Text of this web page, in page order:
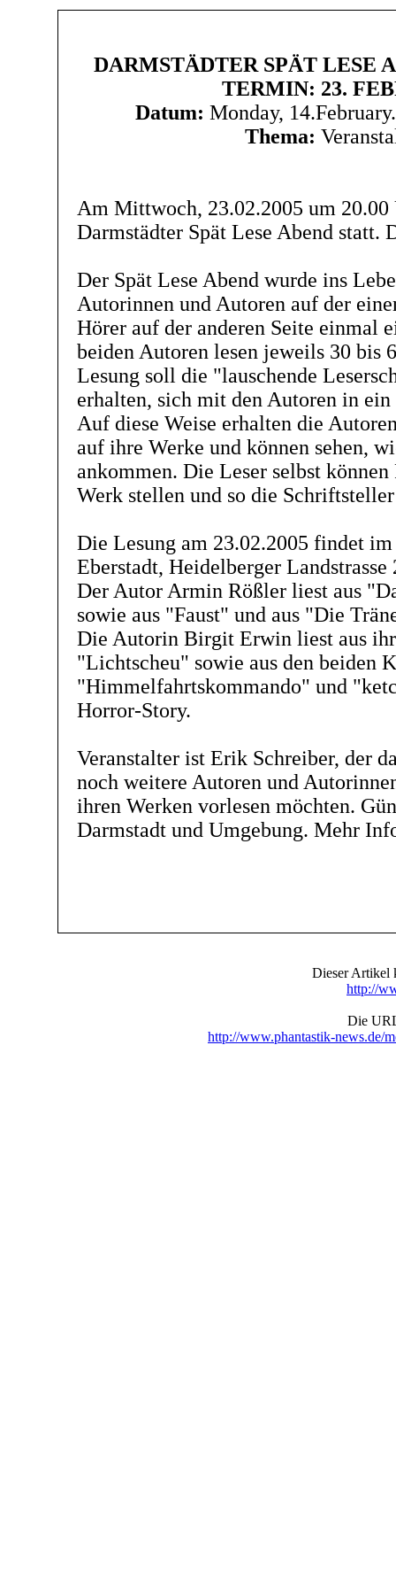
DARMSTÄDTER SPÄT LESE
TERMIN: 23.
Datum: Monday,
Thema:
Am Mittwoch, 23.02.2005 um 20.00
Darmstädter Spät Lese Abend
Der Spät Lese Abend wurde ins
Autorinnen und Autoren auf der
Hörer auf der anderen Seite einmal
beiden Autoren lesen jeweils 30 bis
Lesung soll die "lauschende
erhalten, sich mit den Autoren in
Auf diese Weise erhalten die
auf ihre Werke und können sehen,
ankommen. Die Leser selbst
Werk stellen und so die
Die Lesung am 23.02.2005 findet
Eberstadt, Heidelberger Landstrasse
Der Autor Armin Rößler liest aus
sowie aus "Faust" und aus "Die
Die Autorin Birgit Erwin liest aus
"Lichtscheu" sowie aus den beiden
"Himmelfahrtskommando" und
Horror-Story.
Veranstalter ist Erik Schreiber, der
noch weitere Autoren und
ihren Werken vorlesen möchten.
Darmstadt und Umgebung. Mehr
Dieser Artikel
http://
Die
http://www.phantastik-news.de/